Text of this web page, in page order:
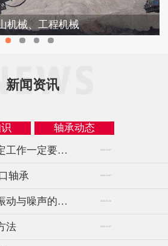
机械、工程机械
新闻资讯
轴承动态
保障SKF轴承安全稳定工作一定要注意这些方面
2020-11-07
轴承 2020-11-07
解析SKF进口轴承的振动与噪声的问题 2026-05-16
法 2020-11-07